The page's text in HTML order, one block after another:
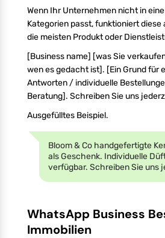
Wenn Ihr Unternehmen nicht in
Kategorien passt, funktioniert diese
die meisten Produkt oder
[Business name] [was Sie
wen es gedacht ist]. [Ein Grund für
Antworten / individuelle
Beratung]. Schreiben Sie uns
Ausgefülltes Beispiel.
Bloom & Co handgefertigte
als Geschenk. Individuelle
verfügbar. Schreiben Sie uns
WhatsApp Business
Immobilien